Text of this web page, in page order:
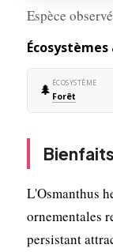
Espèce
Écosystèmes
🌲 ÉCOSYSTÈME
Forêt
L'Osmanthus
ornementales
persistant